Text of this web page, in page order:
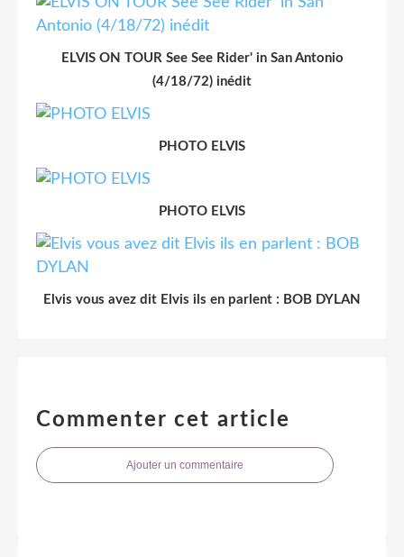
ELVIS ON TOUR See See Rider' in San Antonio
(4/18/72) inédit
PHOTO ELVIS
PHOTO ELVIS
Elvis vous avez dit Elvis ils en parlent : BOB DYLAN
Commenter cet article
Ajouter un commentaire